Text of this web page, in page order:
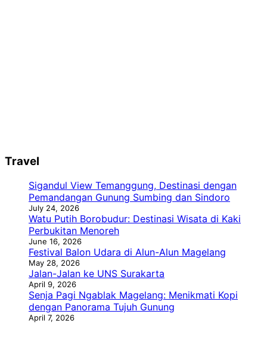
Travel
Sigandul View Temanggung, Destinasi dengan
Pemandangan Gunung Sumbing dan Sindoro
July 24, 2026
Watu Putih Borobudur: Destinasi Wisata di Kaki
Perbukitan Menoreh
June 16, 2026
Festival Balon Udara di Alun-Alun Magelang
May 28, 2026
Jalan-Jalan ke UNS Surakarta
April 9, 2026
Senja Pagi Ngablak Magelang: Menikmati Kopi
dengan Panorama Tujuh Gunung
April 7, 2026